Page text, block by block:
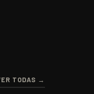
TODAS →